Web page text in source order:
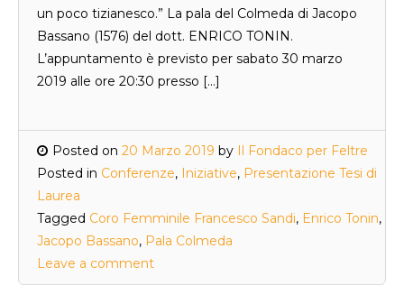
un poco tizianesco.” La pala del Colmeda di Jacopo
Bassano (1576) del dott. ENRICO TONIN.
L’appuntamento è previsto per sabato 30 marzo
2019 alle ore 20:30 presso […]
Posted on 20 Marzo 2019 by Il Fondaco per Feltre
Posted in Conferenze, Iniziative, Presentazione Tesi di
Laurea
Tagged Coro Femminile Francesco Sandi, Enrico Tonin,
Jacopo Bassano, Pala Colmeda
Leave a comment